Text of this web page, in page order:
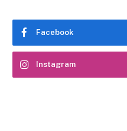
Facebook
Instagram